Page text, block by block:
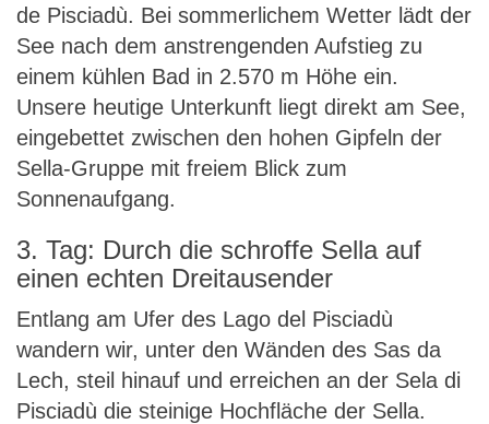
de Pisciadù. Bei sommerlichem Wetter lädt der
See nach dem anstrengenden Aufstieg zu
einem kühlen Bad in 2.570 m Höhe ein.
Unsere heutige Unterkunft liegt direkt am See,
eingebettet zwischen den hohen Gipfeln der
Sella-Gruppe mit freiem Blick zum
Sonnenaufgang.
3. Tag: Durch die schroffe Sella auf
einen echten Dreitausender
Entlang am Ufer des Lago del Pisciadù
wandern wir, unter den Wänden des Sas da
Lech, steil hinauf und erreichen an der Sela di
Pisciadù die steinige Hochfläche der Sella.